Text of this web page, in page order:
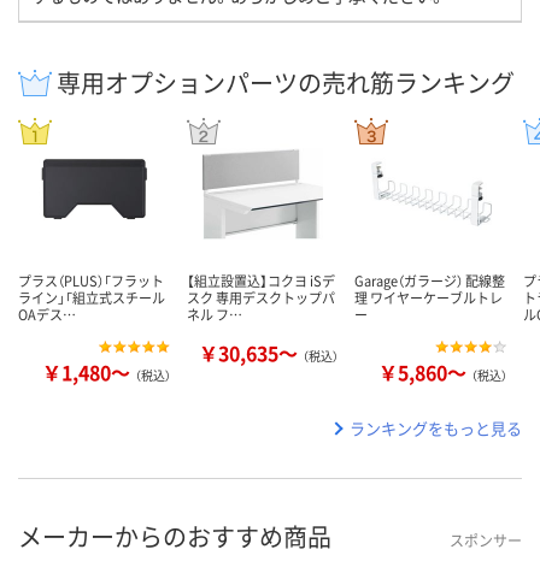
専用オプションパーツの売れ筋ランキング
プラス（PLUS）「フラット
ライン」「組立式スチール
OAデス…
￥1,480～ （税込）
【組立設置込】コクヨ iSデ
スク 専用デスクトップパ
ネル フ…
￥30,635～ （税込）
Garage（ガラージ） 配線整
理 ワイヤーケーブルトレ
ー
￥5,860～ （税込）
ランキングをもっと見る
メーカーからのおすすめ商品 スポンサー